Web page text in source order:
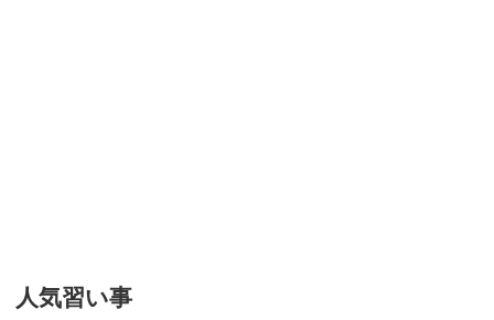
人気習い事